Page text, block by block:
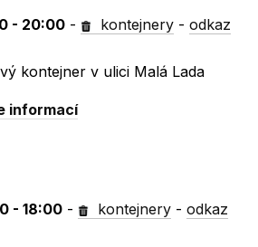
- 20:00 - kontejnery -odkaz
kontejner v ulici Malá Lada
informací
- 18:00 - kontejnery -odkaz